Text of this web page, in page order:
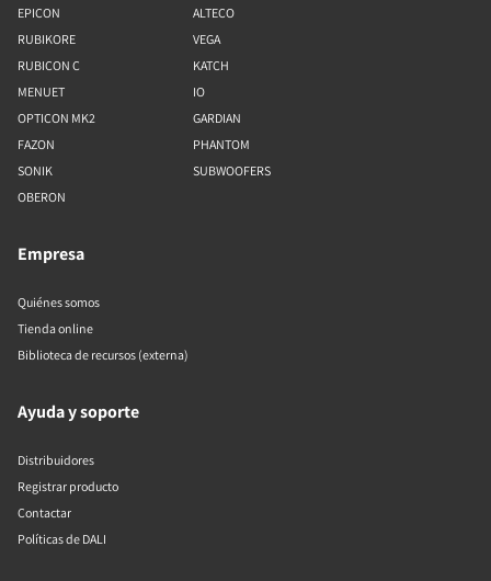
EPICON
RUBIKORE
RUBICON C
MENUET
OPTICON MK2
FAZON
SONIK
OBERON
ALTECO
VEGA
KATCH
IO
GARDIAN
PHANTOM
SUBWOOFERS
Empresa
Quiénes somos
Tienda online
Biblioteca de recursos (externa)
Ayuda y soporte
Distribuidores
Registrar producto
Contactar
Políticas de DALI